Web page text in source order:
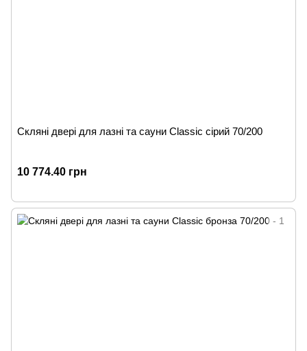
Скляні двері для лазні та сауни Classic сірий 70/200
10 774.40 грн